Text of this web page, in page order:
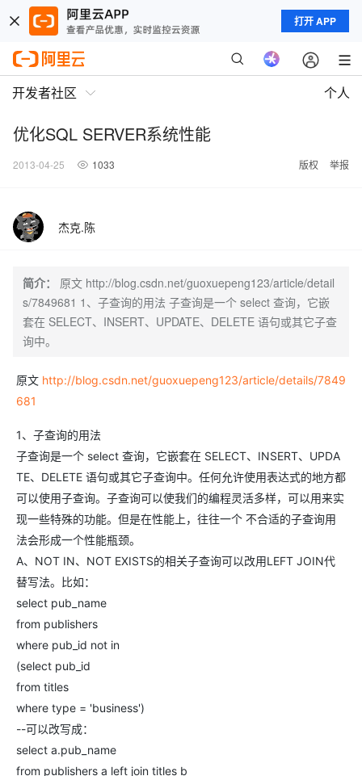
打开 APP
开发者社区 个人
优化SQL SERVER系统性能
2013-04-25 1033 版权 举报
杰克.陈
简介：
原文 http://blog.csdn.net/guoxuepeng123/article/detail
s/7849681 1、子查询的用法 子查询是一个 select 查询，它嵌
套在 SELECT、INSERT、UPDATE、DELETE 语句或其它子查
询中。
原文 http://blog.csdn.net/guoxuepeng123/article/details/7849
681
1、子查询的用法
子查询是一个 select 查询，它嵌套在 SELECT、INSERT、UPDA
TE、DELETE 语句或其它子查询中。任何允许使用表达式的地方都
可以使用子查询。子查询可以使我们的编程灵活多样，可以用来实
现一些特殊的功能。但是在性能上，往往一个 不合适的子查询用
法会形成一个性能瓶颈。
A、NOT IN、NOT EXISTS的相关子查询可以改用LEFT JOIN代
替写法。比如：
select pub_name
from publishers
where pub_id not in
(select pub_id
from titles
where type = 'business')
--可以改写成：
select a.pub_name
from publishers a left join titles b